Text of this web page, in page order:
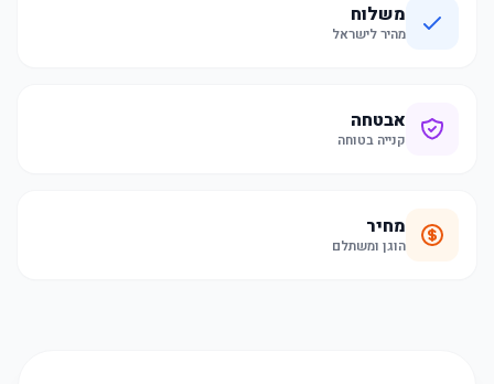
משלוח
מהיר לישראל
אבטחה
קנייה בטוחה
מחיר
הוגן ומשתלם